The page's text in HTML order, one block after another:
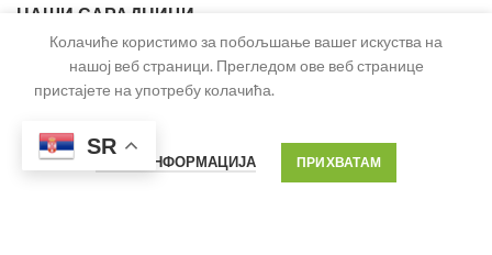
НАШИ САРАДНИЦИ
Град Требиње
ЕРС
Општина Источно Ново Сарајево
Туристичка организација Града Требиња
Колачиће користимо за побољшање вашег искуства на
нашој веб страници. Прегледом ове веб странице
пристајете на употребу колачића.
ВИШЕ ИНФОРМАЦИЈА ПРИХВАТАМ
SR